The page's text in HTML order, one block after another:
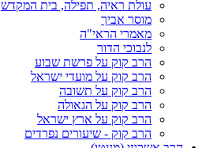
עולת ראיה, תפילה, בית המקדש
מוסר אביך
מאמרי הראי"ה
לנבוכי הדור
הרב קוק על פרשת שבוע
הרב קוק על מועדי ישראל
הרב קוק על תשובה
הרב קוק על הגאולה
הרב קוק על ארץ ישראל
הרב קוק - שיעורים נפרדים